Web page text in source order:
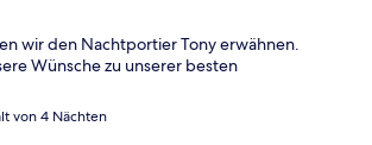
wir den Nachtportier Tony erwähnen.
Wünsche zu unserer besten
von 4 Nächten